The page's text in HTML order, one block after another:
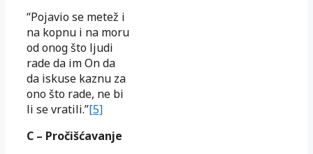
“Pojavio se metež i
na kopnu i na moru
od onog što ljudi
rade da im On da
da iskuse kaznu za
ono što rade, ne bi
li se vratili.”[5]
C – Pročišćavanje